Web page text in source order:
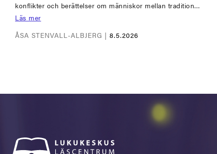
konflikter och berättelser om människor mellan tradition…
Läs mer
ÅSA STENVALL-ALBJERG |8.5.2026